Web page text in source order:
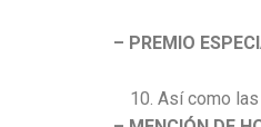
– PREMIO
Así como